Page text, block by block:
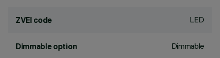
ZVEI code LED
Dimmable option Dimmable